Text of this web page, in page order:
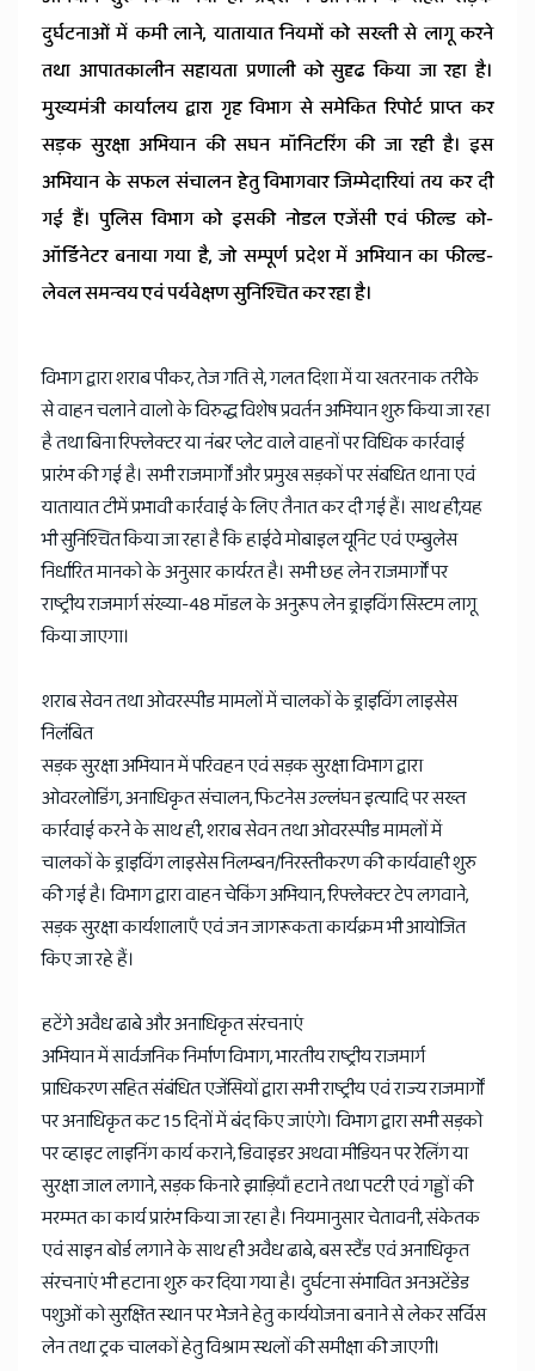
दुर्घटनाओं में कमी लाने, यातायात नियमों को सख्ती से लागू करने
तथा आपातकालीन सहायता प्रणाली को सुदृढ किया जा रहा है।
मुख्यमंत्री कार्यालय द्वारा गृह विभाग से समेकित रिपोर्ट प्राप्त कर
सड़क सुरक्षा अभियान की सघन मॉनिटरिंग की जा रही है। इस
अभियान के सफल संचालन हेतु विभागवार जिम्मेदारियां तय कर दी
गई हैं। पुलिस विभाग को इसकी नोडल एजेंसी एवं फील्ड को-
ऑर्डिनेटर बनाया गया है, जो सम्पूर्ण प्रदेश में अभियान का फील्ड-
लेवल समन्वय एवं पर्यवेक्षण सुनिश्चित कर रहा है।
विभाग द्वारा शराब पीकर, तेज गति से, गलत दिशा में या खतरनाक तरीके
से वाहन चलाने वालो के विरुद्ध विशेष प्रवर्तन अभियान शुरु किया जा रहा
है तथा बिना रिफ्लेक्टर या नंबर प्लेट वाले वाहनों पर विधिक कार्रवाई
प्रारंभ की गई है। सभी राजमार्गों और प्रमुख सड़कों पर संबधित थाना एवं
यातायात टीमें प्रभावी कार्रवाई के लिए तैनात कर दी गई हैं। साथ ही,यह
भी सुनिश्चित किया जा रहा है कि हाईवे मोबाइल यूनिट एवं एम्बुलेस
निर्धारित मानको के अनुसार कार्यरत है। सभी छह लेन राजमार्गों पर
राष्ट्रीय राजमार्ग संख्या-48 मॉडल के अनुरूप लेन ड्राइविंग सिस्टम लागू
किया जाएगा।
शराब सेवन तथा ओवरस्पीड मामलों में चालकों के ड्राइविंग लाइसेस
निलंबित
सड़क सुरक्षा अभियान में परिवहन एवं सड़क सुरक्षा विभाग द्वारा
ओवरलोडिंग, अनाधिकृत संचालन, फिटनेस उल्लंघन इत्यादि पर सख्त
कार्रवाई करने के साथ ही, शराब सेवन तथा ओवरस्पीड मामलों में
चालकों के ड्राइविंग लाइसेस निलम्बन/निरस्तीकरण की कार्यवाही शुरु
की गई है। विभाग द्वारा वाहन चेकिंग अभियान, रिफ्लेक्टर टेप लगवाने,
सड़क सुरक्षा कार्यशालाएँ एवं जन जागरूकता कार्यक्रम भी आयोजित
किए जा रहे हैं।
हटेंगे अवैध ढाबे और अनाधिकृत संरचनाएं
अभियान में सार्वजनिक निर्माण विभाग, भारतीय राष्ट्रीय राजमार्ग
प्राधिकरण सहित संबंधित एजेंसियों द्वारा सभी राष्ट्रीय एवं राज्य राजमार्गों
पर अनाधिकृत कट 15 दिनों में बंद किए जाएंगे। विभाग द्वारा सभी सड़को
पर व्हाइट लाइनिंग कार्य कराने, डिवाइडर अथवा मीडियन पर रेलिंग या
सुरक्षा जाल लगाने, सड़क किनारे झाड़ियाँ हटाने तथा पटरी एवं गड्डों की
मरम्मत का कार्य प्रारंभ किया जा रहा है। नियमानुसार चेतावनी, संकेतक
एवं साइन बोर्ड लगाने के साथ ही अवैध ढाबे, बस स्टैंड एवं अनाधिकृत
संरचनाएं भी हटाना शुरु कर दिया गया है। दुर्घटना संभावित अनअटेंडेड
पशुओं को सुरक्षित स्थान पर भेजने हेतु कार्ययोजना बनाने से लेकर सर्विस
लेन तथा ट्रक चालकों हेतु विश्राम स्थलों की समीक्षा की जाएगी।